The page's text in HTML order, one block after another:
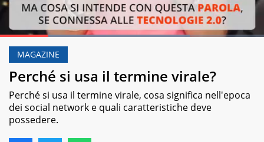
PauseUnmute
Loaded:71.97%
MAGAZINE
Perché si usa il termine virale?
Perché si usa il termine virale, cosa significa nell'epoca
dei social network e quali caratteristiche deve
possedere.